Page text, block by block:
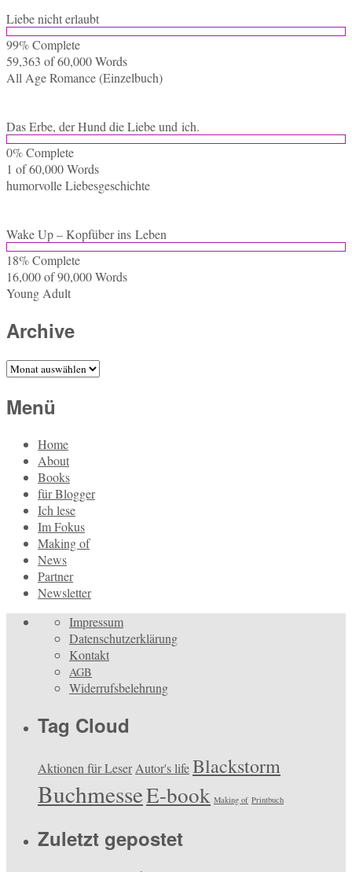
Liebe nicht erlaubt
99% Com­ple­te
59,363 of 60,000Words
All Age Ro­mance (Ein­zel­buch)
Das Erbe, der Hund die Liebe und ich.
0% Com­ple­te
1 of 60,000Words
hu­mor­vol­le Liebesgeschichte
Wake Up – Kopf­über ins Leben
18% Com­ple­te
16,000 of 90,000Words
Young Adult
Archive
Archive
Menü
Home
About
Books
für Blogger
Ich lese
Im Fokus
Making of
News
Partner
Newsletter
Impressum
Datenschutzerklärung
Kontakt
AGB
Widerrufsbelehrung
Tag Cloud
Aktionen für LeserAutor's lifeBlackstorm
BuchmesseE-book Making of Printbuch
Zuletzt gepostet